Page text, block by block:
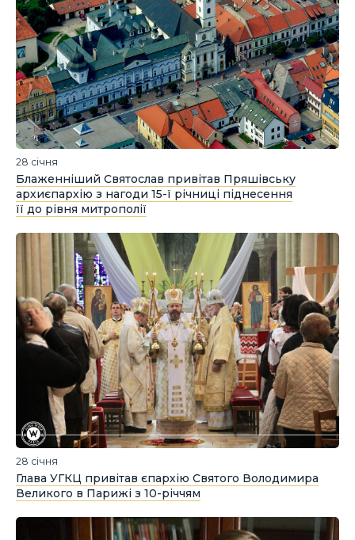
28 січня
Блаженніший Святослав привітав Пряшівську
архиєпархію з нагоди 15-ї річниці піднесення
її до рівня митрополії
28 січня
Глава УГКЦ привітав єпархію Святого Володимира
Великого в Парижі з 10-річчям